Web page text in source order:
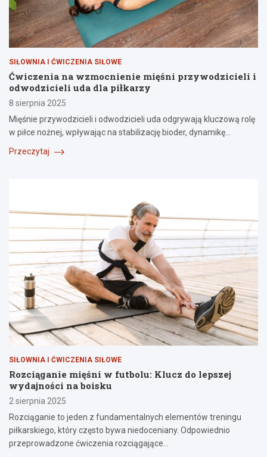
SIŁOWNIA I ĆWICZENIA SIŁOWE
Ćwiczenia na wzmocnienie mięśni przywodzicieli i
odwodzicieli uda dla piłkarzy
8 sierpnia 2025
Mięśnie przywodzicieli i odwodzicieli uda odgrywają kluczową rolę
w piłce nożnej, wpływając na stabilizację bioder, dynamikę…
Przeczytaj
SIŁOWNIA I ĆWICZENIA SIŁOWE
Rozciąganie mięśni w futbolu: Klucz do lepszej
wydajności na boisku
2 sierpnia 2025
Rozciąganie to jeden z fundamentalnych elementów treningu
piłkarskiego, który często bywa niedoceniany. Odpowiednio
przeprowadzone ćwiczenia rozciągające…